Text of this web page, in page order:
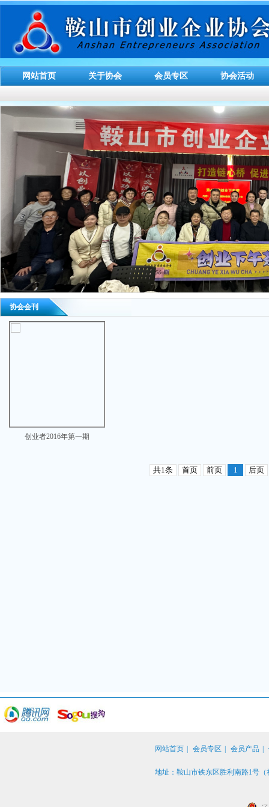
网站首页 关于协会 会员专区 协会活动
协会会刊
创业者2016年第一期
共1条 首页 前页 1 后页
网站首页 会员专区 会员产品
地址：鞍山市铁东区胜利南路1号